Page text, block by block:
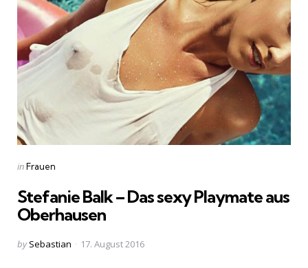
Categories
Posted
inFrauen
Stefanie Balk – Das sexy Playmate aus
Oberhausen
Posted
by Sebastian 17. August 2016